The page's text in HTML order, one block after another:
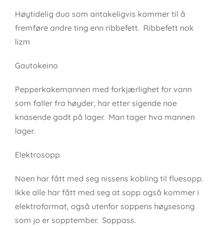
Høytidelig duo som antakeligvis kommer til å
fremføre andre ting enn ribbefett. Ribbefett nok
lizm
Gautokeino
Pepperkakemannen med forkjærlighet for vann
som faller fra høyder, har etter sigende noe
knasende godt på lager. Man tager hva mannen
lager.
Elektrosopp
Noen har fått med seg nissens kobling til fluesopp.
Ikke alle har fått med seg at sopp også kommer i
elektroformat, også utenfor soppens høysesong
som jo er sopptember. Soppass.